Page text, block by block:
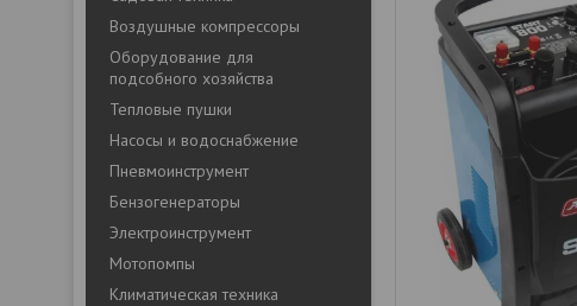
Воздушные компрессоры
Оборудование для
подсобного хозяйства
Тепловые пушки
Насосы и водоснабжение
Пневмоинструмент
Бензогенераторы
Электроинструмент
Мотопомпы
Климатическая техника